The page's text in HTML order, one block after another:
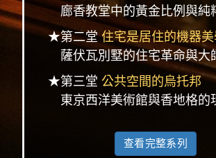
廊香教堂中的黃金比例與純
★第二堂住宅是居住的機器美
薩伏瓦別墅的住宅革命與大
★第三堂 公共空間的烏托邦
東京西洋美術館與香地格的
查看完整系列